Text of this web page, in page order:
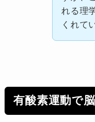
れる理
くれて
有酸素運動で